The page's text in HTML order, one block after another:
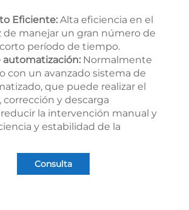
Eficiente: Alta eficiencia en el
de manejar un gran número de
período de tiempo.
automatización: Normalmente
con un avanzado sistema de
que puede realizar el
y descarga
la intervención manual y
y estabilidad de la
Consulta